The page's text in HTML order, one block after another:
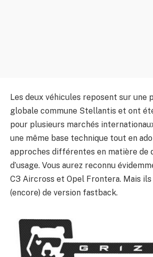
Les deux véhicules reposent sur une
globale commune Stellantis et ont
pour plusieurs marchés
une même base technique tout en
approches différentes en matière de
d’usage. Vous aurez reconnu
C3 Aircross et Opel Frontera. Mais ils
(encore) de version fastback.